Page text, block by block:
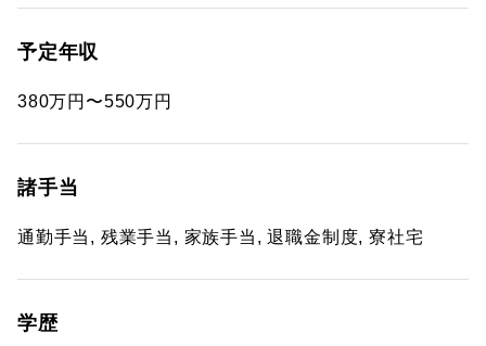
予定年収
380万円〜550万円
諸手当
通勤手当, 残業手当, 家族手当, 退職金制度, 寮社宅
学歴